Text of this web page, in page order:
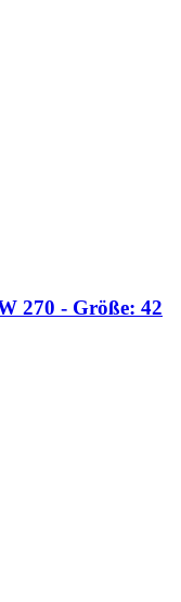
270 - Größe: 42